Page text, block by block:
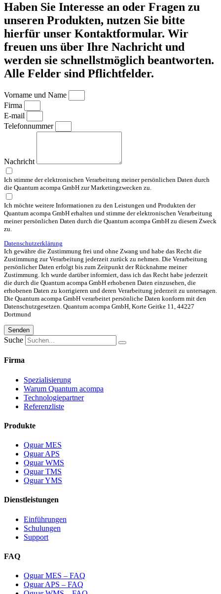
Haben Sie Interesse an oder Fragen zu
unseren Produkten, nutzen Sie bitte
hierfür unser Kontaktformular. Wir
freuen uns über Ihre Nachricht und
werden sie schnellstmöglich beantworten.
Alle Felder sind Pflichtfelder.
Vorname und Name
Firma
E-mail
Telefonnummer
Nachricht
Ich stimme der elektronischen Verarbeitung meiner persönlichen Daten durch
die Quantum acompa GmbH zur Marketingzwecken zu.
Ich möchte weitere Informationen zu den Leistungen und Produkten der
Quantum acompa GmbH erhalten und stimme der elektronischen Verarbeitung
meiner persönlichen Daten durch die Quantum acompa GmbH zu diesem Zweck
zu.
Datenschutzerklärung
Ich gewähre die Zustimmung frei und ohne Zwang und habe das Recht die
Zustimmung zur Verarbeitung jederzeit zurück zu nehmen. Die Verarbeitung
persönlicher Daten erfolgt bis zum Zeitpunkt der Rücknahme meiner
Zustimmung. Ich wurde darüber informiert, dass ich das Recht habe jederzeit
die durch die Quantum acompa GmbH erhobenen Daten einzusehen, die
erhobenen Daten zu korrigieren und deren Verarbeitung jederzeit zu untersagen.
Die Quantum acompa GmbH verarbeitet persönliche Daten konform mit den
Datenschutzgesetzen. Quantum acompa GmbH, Korte Geitke 11, 44227
Dortmund
Senden
Suche
Firma
Spezialisierung
Warum Quantum acompa
Technologiepartner
Referenzliste
Produkte
Qguar MES
Qguar APS
Qguar WMS
Qguar TMS
Qguar YMS
Dienstleistungen
Einführungen
Schulungen
Support
FAQ
Qguar MES – FAQ
Qguar APS – FAQ